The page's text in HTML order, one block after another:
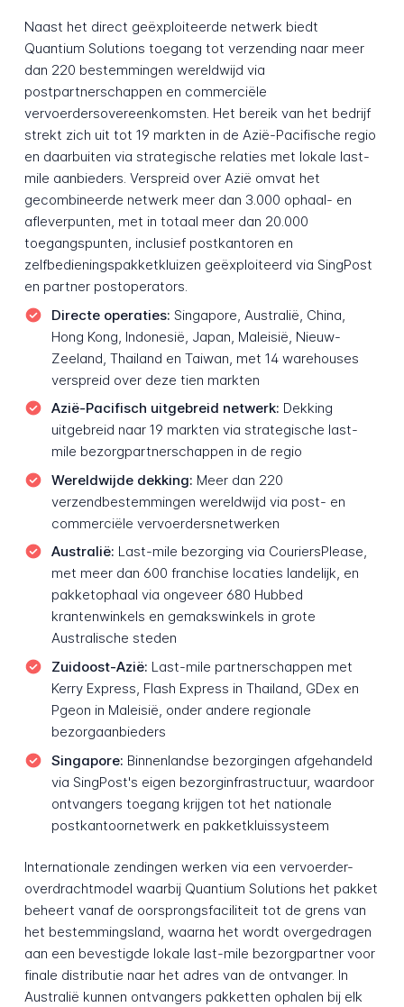
Naast het direct geëxploiteerde netwerk biedt
Quantium Solutions toegang tot verzending naar meer
dan 220 bestemmingen wereldwijd via
postpartnerschappen en commerciële
vervoerdersovereenkomsten. Het bereik van het bedrijf
strekt zich uit tot 19 markten in de Azië-Pacifische regio
en daarbuiten via strategische relaties met lokale last-
mile aanbieders. Verspreid over Azië omvat het
gecombineerde netwerk meer dan 3.000 ophaal- en
afleverpunten, met in totaal meer dan 20.000
toegangspunten, inclusief postkantoren en
zelfbedieningspakketkluizen geëxploiteerd via SingPost
en partner postoperators.
Directe operaties: Singapore, Australië, China,
Hong Kong, Indonesië, Japan, Maleisië, Nieuw-
Zeeland, Thailand en Taiwan, met 14 warehouses
verspreid over deze tien markten
Azië-Pacifisch uitgebreid netwerk: Dekking
uitgebreid naar 19 markten via strategische last-
mile bezorgpartnerschappen in de regio
Wereldwijde dekking: Meer dan 220
verzendbestemmingen wereldwijd via post- en
commerciële vervoerdersnetwerken
Australië: Last-mile bezorging via CouriersPlease,
met meer dan 600 franchise locaties landelijk, en
pakketophaal via ongeveer 680 Hubbed
krantenwinkels en gemakswinkels in grote
Australische steden
Zuidoost-Azië: Last-mile partnerschappen met
Kerry Express, Flash Express in Thailand, GDex en
Pgeon in Maleisië, onder andere regionale
bezorgaanbieders
Singapore: Binnenlandse bezorgingen afgehandeld
via SingPost's eigen bezorginfrastructuur, waardoor
ontvangers toegang krijgen tot het nationale
postkantoornetwerk en pakketkluissysteem
Internationale zendingen werken via een vervoerder-
overdrachtmodel waarbij Quantium Solutions het pakket
beheert vanaf de oorsprongsfaciliteit tot de grens van
het bestemmingsland, waarna het wordt overgedragen
aan een bevestigde lokale last-mile bezorgpartner voor
finale distributie naar het adres van de ontvanger. In
Australië kunnen ontvangers pakketten ophalen bij elk